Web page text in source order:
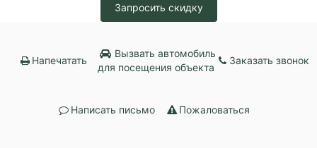
Запросить скидку
Напечатать
Вызвать автомобиль
для посещения объекта
Заказать звонок
Написать письмо Пожаловаться